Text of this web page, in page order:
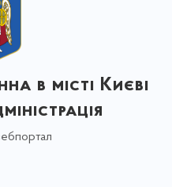
в місті Києві